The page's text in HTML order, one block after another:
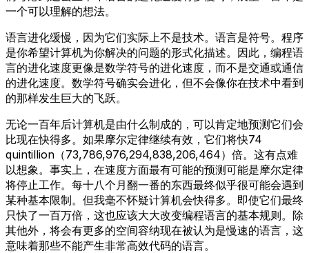
一个可以理解的想法。
语言进化缓慢，因为它们实际上不是技术。语言是符号。程序
是你希望计算机为你解决的问题的形式化描述。因此，编程语
言的进化速度更像是数学符号的进化速度，而不是交通或通信
的进化速度。数学符号确实会进化，但不会像你在技术中看到
的那样发生巨大的飞跃。
无论一百年后计算机是由什么制成的，可以肯定地预测它们会
比现在快得多。如果摩尔定律继续有效，它们将快74
quintillion（73,786,976,294,838,206,464）倍。这有点难
以想象。事实上，在速度方面最有可能的预测可能是摩尔定律
将停止工作。每十八个月翻一番的东西最终似乎很可能会遇到
某种基本限制。但我毫不怀疑计算机会快得多。即使它们最终
只快了一百万倍，这也应该大大改变编程语言的基本规则。除
其他外，将会有更多的空间容纳现在被认为是慢速的语言，这
意味着那些不能产生非常高效代码的语言。